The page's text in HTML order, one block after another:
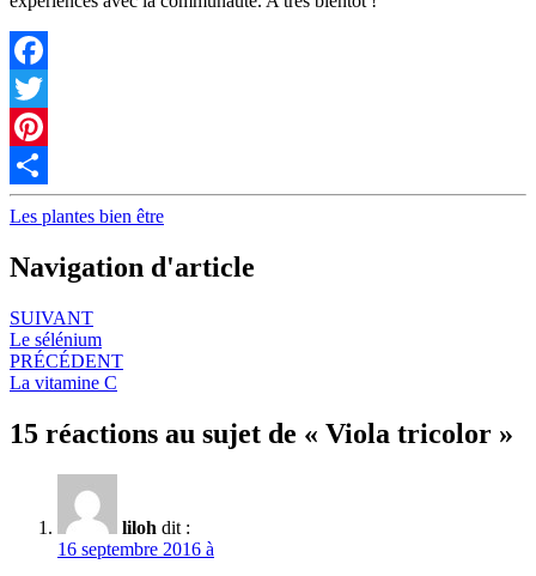
Facebook
Twitter
Pinterest
Partager
Les plantes bien être
Navigation d'article
SUIVANT
Le sélénium
PRÉCÉDENT
La vitamine C
15 réactions au sujet de « Viola tricolor »
liloh dit :
16 septembre 2016 à